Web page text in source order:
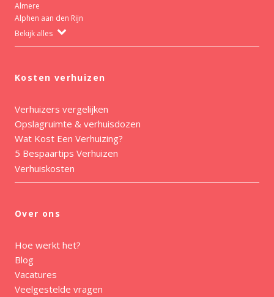
Almere
Alphen aan den Rijn
Bekijk alles
Kosten verhuizen
Verhuizers vergelijken
Opslagruimte & verhuisdozen
Wat Kost Een Verhuizing?
5 Bespaartips Verhuizen
Verhuiskosten
Over ons
Hoe werkt het?
Blog
Vacatures
Veelgestelde vragen